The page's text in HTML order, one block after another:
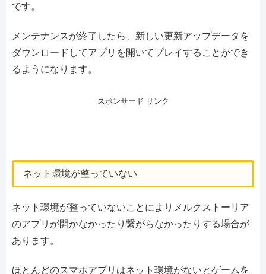
です。
メンテナンスが終了したら、新しい更新アップデータを
ダウンロードしてアプリを開いてプレイすることができ
るようになります。
スポンサード リンク
ネット環境が整っていない
ネット環境が整っていないことによりメルクストーリア
のアプリが開かなかったり繋がらなかったりする場合が
あります。
ほとんどのスマホアプリはネット環境がないとゲームを